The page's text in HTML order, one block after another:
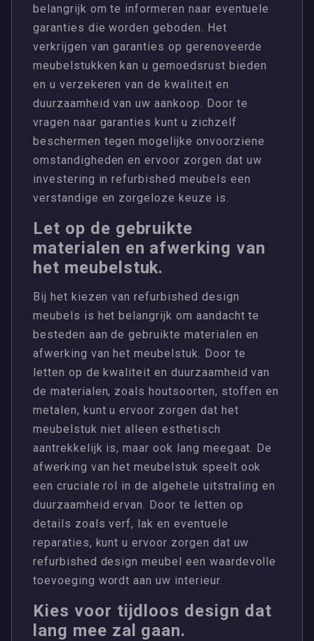
belangrijk om te informeren naar eventuele
garanties die worden geboden. Het
verkrijgen van garanties op gerenoveerde
meubelstukken kan u gemoedsrust bieden
en u verzekeren van de kwaliteit en
duurzaamheid van uw aankoop. Door te
vragen naar garanties kunt u zichzelf
beschermen tegen mogelijke onvoorziene
omstandigheden en ervoor zorgen dat uw
investering in refurbished meubels een
verstandige en zorgeloze keuze is.
Let op de gebruikte
materialen en afwerking van
het meubelstuk.
Bij het kiezen van refurbished design
meubels is het belangrijk om aandacht te
besteden aan de gebruikte materialen en
afwerking van het meubelstuk. Door te
letten op de kwaliteit en duurzaamheid van
de materialen, zoals houtsoorten, stoffen en
metalen, kunt u ervoor zorgen dat het
meubelstuk niet alleen esthetisch
aantrekkelijk is, maar ook lang meegaat. De
afwerking van het meubelstuk speelt ook
een cruciale rol in de algehele uitstraling en
duurzaamheid ervan. Door te letten op
details zoals verf, lak en eventuele
reparaties, kunt u ervoor zorgen dat uw
refurbished design meubel een waardevolle
toevoeging wordt aan uw interieur.
Kies voor tijdloos design dat
lang mee zal gaan.